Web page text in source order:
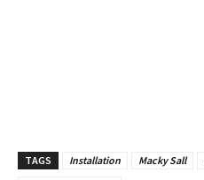
TAGS Installation Macky Sall